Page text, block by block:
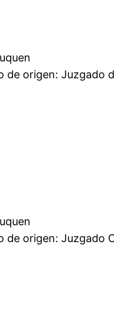
Trenque
Trenque